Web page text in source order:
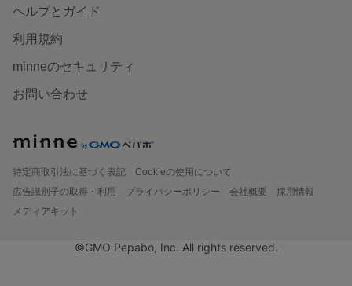
ヘルプとガイド
利用規約
minneのセキュリティ
お問い合わせ
特定商取引法に基づく表記
Cookieの使用について
広告識別子の取得・利用
プライバシーポリシー 会社概要
採用情報
メディアキット
©GMO Pepabo, Inc. All rights reserved.